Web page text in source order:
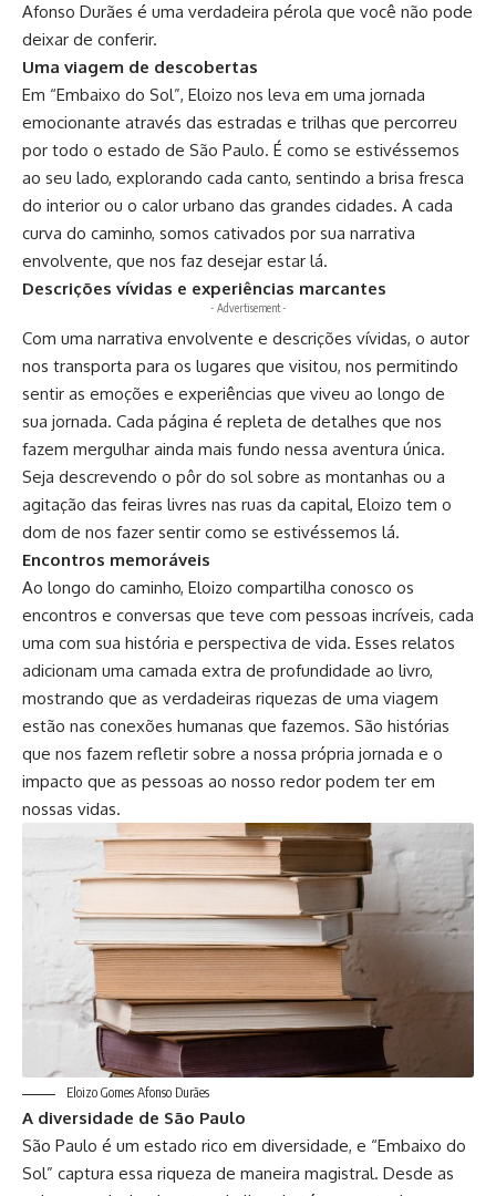
Afonso Durães é uma verdadeira pérola que você não pode
deixar de conferir.
Uma viagem de descobertas
Em “Embaixo do Sol”, Eloizo nos leva em uma jornada
emocionante através das estradas e trilhas que percorreu
por todo o estado de São Paulo. É como se estivéssemos
ao seu lado, explorando cada canto, sentindo a brisa fresca
do interior ou o calor urbano das grandes cidades. A cada
curva do caminho, somos cativados por sua narrativa
envolvente, que nos faz desejar estar lá.
Descrições vívidas e experiências marcantes
- Advertisement -
Com uma narrativa envolvente e descrições vívidas, o autor
nos transporta para os lugares que visitou, nos permitindo
sentir as emoções e experiências que viveu ao longo de
sua jornada. Cada página é repleta de detalhes que nos
fazem mergulhar ainda mais fundo nessa aventura única.
Seja descrevendo o pôr do sol sobre as montanhas ou a
agitação das feiras livres nas ruas da capital, Eloizo tem o
dom de nos fazer sentir como se estivéssemos lá.
Encontros memoráveis
Ao longo do caminho, Eloizo compartilha conosco os
encontros e conversas que teve com pessoas incríveis, cada
uma com sua história e perspectiva de vida. Esses relatos
adicionam uma camada extra de profundidade ao livro,
mostrando que as verdadeiras riquezas de uma viagem
estão nas conexões humanas que fazemos. São histórias
que nos fazem refletir sobre a nossa própria jornada e o
impacto que as pessoas ao nosso redor podem ter em
nossas vidas.
Eloizo Gomes Afonso Durães
A diversidade de São Paulo
São Paulo é um estado rico em diversidade, e “Embaixo do
Sol” captura essa riqueza de maneira magistral. Desde as